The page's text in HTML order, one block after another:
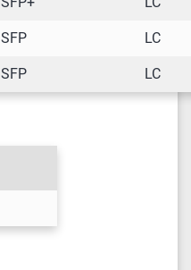
SFP LC
SFP LC